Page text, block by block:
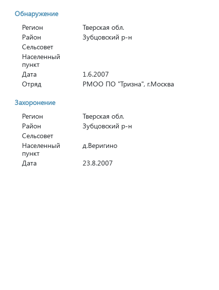
Обнаружение
Регион
Тверская обл.
Район
Зубцовский р-н
Сельсовет
Населенный
пункт
Дата
1.6.2007
Отряд
РМОО ПО "Тризна", г.Москва
Захоронение
Регион
Тверская обл.
Район
Зубцовский р-н
Сельсовет
Населенный
пункт
д.Веригино
Дата
23.8.2007